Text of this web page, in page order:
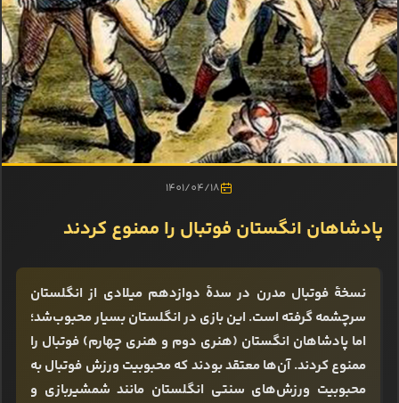
1401/04/18
پادشاهان انگستان فوتبال را ممنوع ‌کردند
نسخۀ فوتبال مدرن در سدۀ دوازدهم میلادی از انگلستان
سرچشمه گرفته ‌است. این بازی در انگلستان بسیار محبوب‌شد؛
اما پادشاهان انگستان (هنری دوم و هنری چهارم) فوتبال را
ممنوع ‌کردند. آن‌ها معتقد بودند که محبوبیت ورزش فوتبال به
محبوبیت ورزش‌های سنتی انگلستان مانند شمشیربازی و